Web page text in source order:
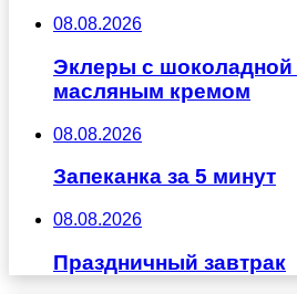
08.08.2026
Эклеры с шоколадной
масляным кремом
08.08.2026
Запеканка за 5 минут
08.08.2026
Праздничный завтрак